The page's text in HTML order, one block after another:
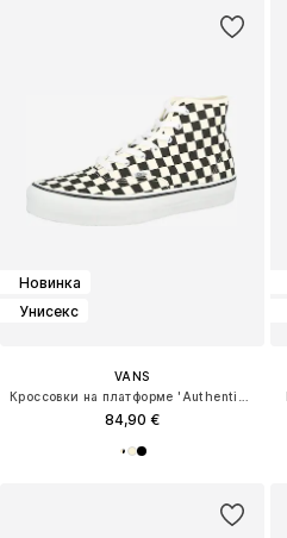
Новинка
Унисекс
VANS
84,90 €